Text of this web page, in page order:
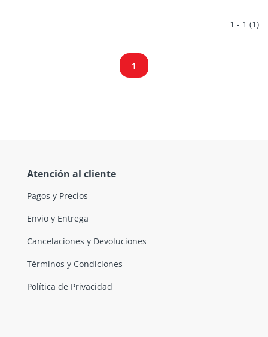
1 - 1 (1)
1
Atención al cliente
Pagos y Precios
Envio y Entrega
Cancelaciones y Devoluciones
Términos y Condiciones
Política de Privacidad